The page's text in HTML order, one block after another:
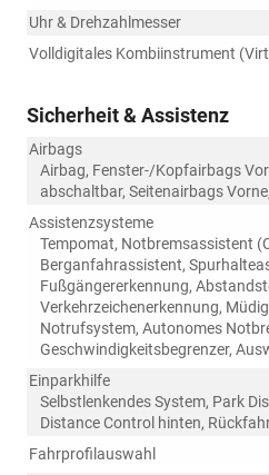
Uhr & Drehzahlmesser
Volldigitales Kombiinstrument
Sicherheit & Assistenz
Airbags
Airbag, Fenster-/Kopfairbags
abschaltbar, Seitenairbags
Assistenzsysteme
Tempomat, Notbremsassistent
Berganfahrassistent,
Fußgängererkennung,
Verkehrzeichenerkennung,
Notrufsystem, Autonomes
Geschwindigkeitsbegrenzer,
Einparkhilfe
Selbstlenkendes System, Park
Distance Control hinten,
Fahrprofilauswahl